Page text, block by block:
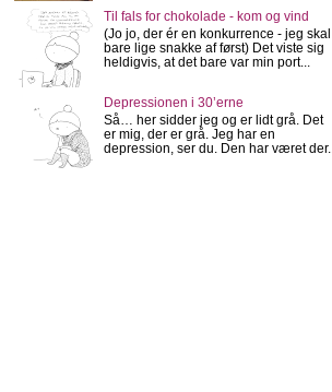
Til fals for chokolade - kom og vind
(Jo jo, der ér en konkurrence - jeg skal
bare lige snakke af først) Det viste sig
heldigvis, at det bare var min port...
Depressionen i 30’erne
Så… her sidder jeg og er lidt grå. Det
er mig, der er grå. Jeg har en
depression, ser du. Den har været der...